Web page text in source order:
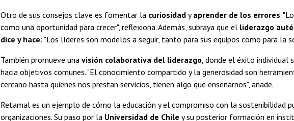
Otro de sus consejos clave es fomentar la curiosidad yaprender de los errores.
como una oportunidad para crecer", reflexiona. Además, subraya que el liderazgo
dice y hace: "Los líderes son modelos a seguir, tanto para sus equipos como para la
También promueve una visión colaborativa del liderazgo , donde el éxito individual
hacia objetivos comunes. "El conocimiento compartido y la generosidad son
cercano hasta quienes nos prestan servicios, tienen algo que enseñarnos", añade.
Retamal es un ejemplo de cómo la educación y el compromiso con la sostenibilidad
organizaciones. Su paso por la Universidad de Chile y su posterior formación en